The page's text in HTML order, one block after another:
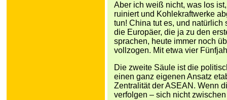
Aber ich weiß nicht, was los
ruiniert und Kohlekraftwerke
tun! China tut es, und
die Europäer, die ja zu den
sprachen, heute immer noch
vollzogen. Mit etwa vier
Die zweite Säule ist die
einen ganz eigenen Ansatz
Zentralität der ASEAN. Wenn
verfolgen – sich nicht